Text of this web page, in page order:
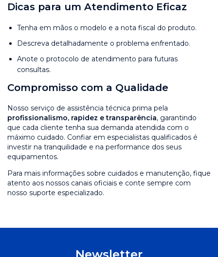
Dicas para um Atendimento Eficaz
Tenha em mãos o modelo e a nota fiscal do produto.
Descreva detalhadamente o problema enfrentado.
Anote o protocolo de atendimento para futuras
consultas.
Compromisso com a Qualidade
Nosso serviço de assistência técnica prima pela
profissionalismo, rapidez e transparência, garantindo
que cada cliente tenha sua demanda atendida com o
máximo cuidado. Confiar em especialistas qualificados é
investir na tranquilidade e na performance dos seus
equipamentos.
Para mais informações sobre cuidados e manutenção, fique
atento aos nossos canais oficiais e conte sempre com
nosso suporte especializado.